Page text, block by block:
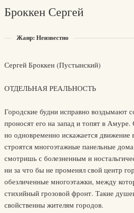
Броккен Сергей
Жанр: Неизвестно
Сеpгей Бpоккен (Пустынский)
ОТДЕЛЬHАЯ РЕАЛЬHОСТЬ
Городские будни исправно воздымают
проносят его на запад и топят в Амуре.
но одновременно искажается движение
строятся многоэтажные панельные
смотришь с болезненным и
ни за что бы не променял свой центр
обезличенные многоэтажки, между
стихийный грозовой фронт. Такие
свойственны жителям городов.